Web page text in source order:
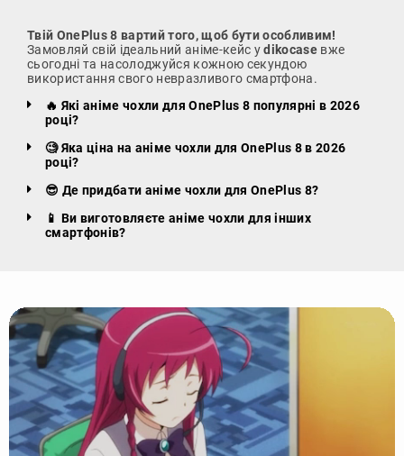
Твій OnePlus 8 вартий того, щоб бути особливим!
Замовляй свій ідеальний аніме-кейс уdikocase вже
сьогодні та насолоджуйся кожною секундою
використання свого невразливого смартфона.
🔥 Які аніме чохли для OnePlus 8 популярні в 2026
році?
🧐 Яка ціна на аніме чохли для OnePlus 8 в 2026
році?
😎 Де придбати аніме чохли для OnePlus 8?
📱 Ви виготовляєте аніме чохли для інших
смартфонів?